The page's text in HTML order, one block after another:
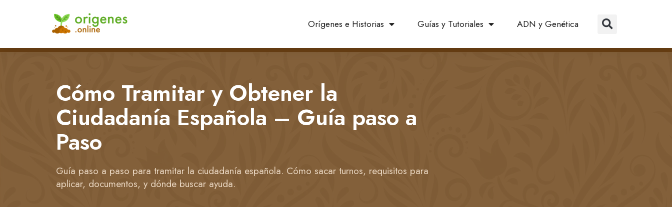
Orígenes e Historias Guías y Tutoriales ADN y Genética
Cómo Tramitar y Obtener la
Ciudadanía Española – Guía paso a
Paso
Guía paso a paso para tramitar la ciudadanía española. Cómo sacar turnos, requisitos para
aplicar, documentos, y dónde buscar ayuda.